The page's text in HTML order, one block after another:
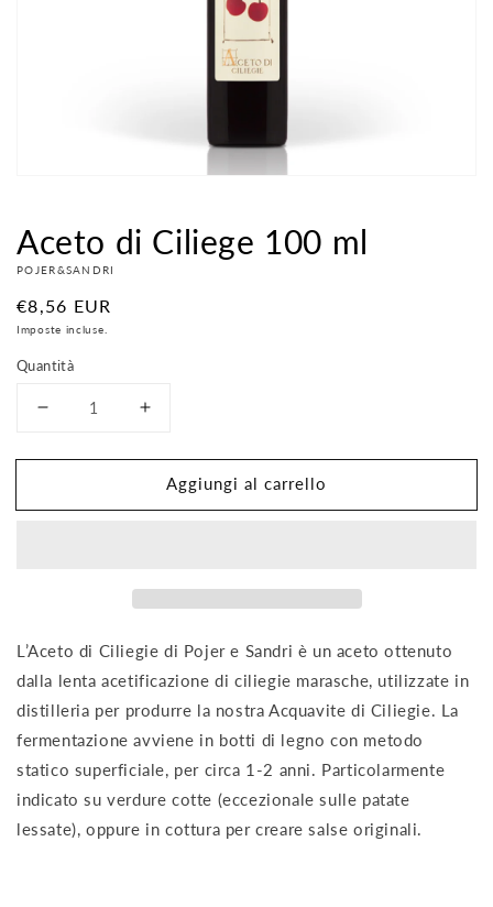
contenuti
multimediali
nella
modalità
galleria
Aceto di Ciliege 100 ml
POJER&SANDRI
Prezzo
di
listino
€8,56 EUR
Imposte incluse.
Quantità
Diminuisci
per
di
Aumenta
per
Aceto
di
ml
Aggiungi al carrello
L’Aceto di Ciliegie di Pojer e Sandri è un aceto ottenuto
dalla lenta acetificazione di ciliegie marasche, utilizzate in
distilleria per produrre la nostra Acquavite di Ciliegie. La
fermentazione avviene in botti di legno con metodo
statico superficiale, per circa 1-2 anni. Particolarmente
indicato su verdure cotte (eccezionale sulle patate
lessate), oppure in cottura per creare salse originali.